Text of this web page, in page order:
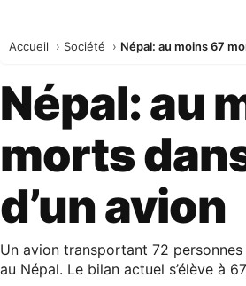
Accueil Société Népal: au moins 67
Népal: au
morts
d’un avion
Un avion transportant 72
au Népal. Le bilan actuel s’élève à